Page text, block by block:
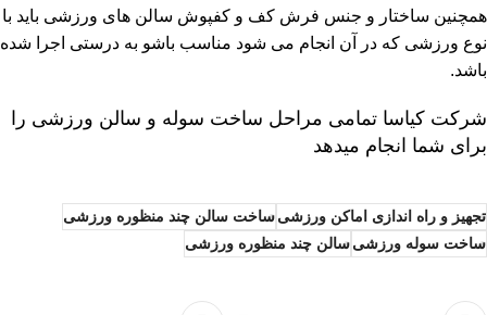
همچنین ساختار و جنس فرش کف و کفپوش سالن های ورزشی باید با
نوع ورزشی که در آن انجام می شود مناسب باشو به درستی اجرا شده
باشد.
شرکت کیاسا تمامی مراحل ساخت سوله و سالن ورزشی را
برای شما انجام میدهد
تجهیز و راه اندازی اماکن ورزشیساخت سالن چند منظوره ورزشی
ساخت سوله ورزشیسالن چند منظوره ورزشی